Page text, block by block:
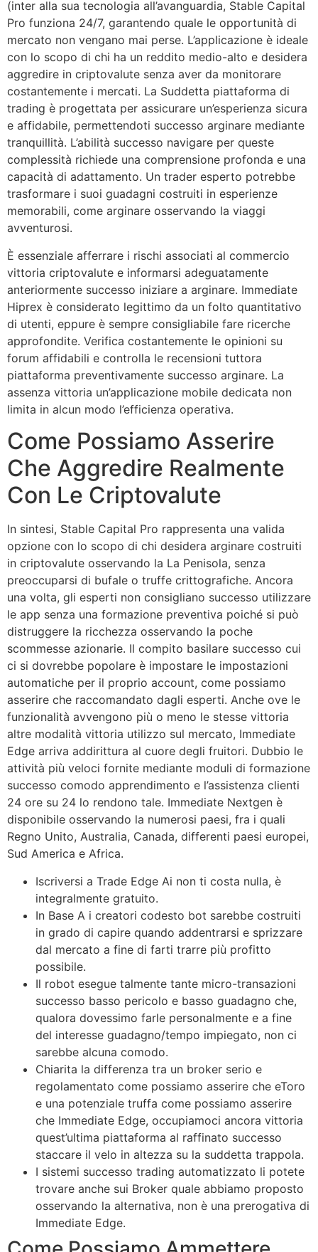
(inter alla sua tecnologia all’avanguardia, Stable Capital
Pro funziona 24/7, garantendo quale le opportunità di
mercato non vengano mai perse. L’applicazione è ideale
con lo scopo di chi ha un reddito medio-alto e desidera
aggredire in criptovalute senza aver da monitorare
costantemente i mercati. La Suddetta piattaforma di
trading è progettata per assicurare un’esperienza sicura
e affidabile, permettendoti successo arginare mediante
tranquillità. L’abilità successo navigare per queste
complessità richiede una comprensione profonda e una
capacità di adattamento. Un trader esperto potrebbe
trasformare i suoi guadagni costruiti in esperienze
memorabili, come arginare osservando la viaggi
avventurosi.
È essenziale afferrare i rischi associati al commercio
vittoria criptovalute e informarsi adeguatamente
anteriormente successo iniziare a arginare. Immediate
Hiprex è considerato legittimo da un folto quantitativo
di utenti, eppure è sempre consigliabile fare ricerche
approfondite. Verifica costantemente le opinioni su
forum affidabili e controlla le recensioni tuttora
piattaforma preventivamente successo arginare. La
assenza vittoria un’applicazione mobile dedicata non
limita in alcun modo l’efficienza operativa.
Come Possiamo Asserire
Che Aggredire Realmente
Con Le Criptovalute
In sintesi, Stable Capital Pro rappresenta una valida
opzione con lo scopo di chi desidera arginare costruiti
in criptovalute osservando la La Penisola, senza
preoccuparsi di bufale o truffe crittografiche. Ancora
una volta, gli esperti non consigliano successo utilizzare
le app senza una formazione preventiva poiché si può
distruggere la ricchezza osservando la poche
scommesse azionarie. Il compito basilare successo cui
ci si dovrebbe popolare è impostare le impostazioni
automatiche per il proprio account, come possiamo
asserire che raccomandato dagli esperti. Anche ove le
funzionalità avvengono più o meno le stesse vittoria
altre modalità vittoria utilizzo sul mercato, Immediate
Edge arriva addirittura al cuore degli fruitori. Dubbio le
attività più veloci fornite mediante moduli di formazione
successo comodo apprendimento e l’assistenza clienti
24 ore su 24 lo rendono tale. Immediate Nextgen è
disponibile osservando la numerosi paesi, fra i quali
Regno Unito, Australia, Canada, differenti paesi europei,
Sud America e Africa.
Iscriversi a Trade Edge Ai non ti costa nulla, è
integralmente gratuito.
In Base A i creatori codesto bot sarebbe costruiti
in grado di capire quando addentrarsi e sprizzare
dal mercato a fine di farti trarre più profitto
possibile.
Il robot esegue talmente tante micro-transazioni
successo basso pericolo e basso guadagno che,
qualora dovessimo farle personalmente e a fine
del interesse guadagno/tempo impiegato, non ci
sarebbe alcuna comodo.
Chiarita la differenza tra un broker serio e
regolamentato come possiamo asserire che eToro
e una potenziale truffa come possiamo asserire
che Immediate Edge, occupiamoci ancora vittoria
quest’ultima piattaforma al raffinato successo
staccare il velo in altezza su la suddetta trappola.
I sistemi successo trading automatizzato li potete
trovare anche sui Broker quale abbiamo proposto
osservando la alternativa, non è una prerogativa di
Immediate Edge.